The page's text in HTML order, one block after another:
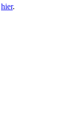
hier.